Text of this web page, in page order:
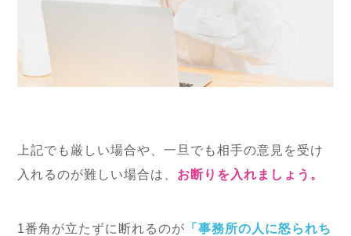
上記でも厳しい場合や、一旦でも相手の意見を受け
入れるのが難しい場合は、 お断りを入れましょう。
1番角が立たずに断れるのが 「事務所の人に怒られち